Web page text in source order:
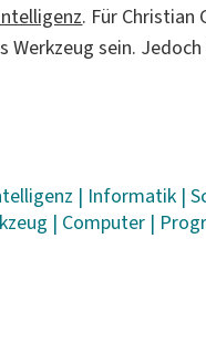
. Für
Werkzeug sein.
| Informatik |
| Computer |